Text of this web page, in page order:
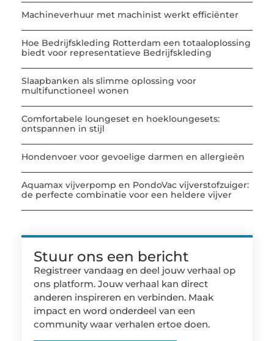
Machineverhuur met machinist werkt efficiënter
Hoe Bedrijfskleding Rotterdam een totaaloplossing
biedt voor representatieve Bedrijfskleding
Slaapbanken als slimme oplossing voor
multifunctioneel wonen
Comfortabele loungeset en hoekloungesets:
ontspannen in stijl
Hondenvoer voor gevoelige darmen en allergieën
Aquamax vijverpomp en PondoVac vijverstofzuiger:
de perfecte combinatie voor een heldere vijver
Stuur ons een bericht
Registreer vandaag en deel jouw verhaal op
ons platform. Jouw verhaal kan direct
anderen inspireren en verbinden. Maak
impact en word onderdeel van een
community waar verhalen ertoe doen.